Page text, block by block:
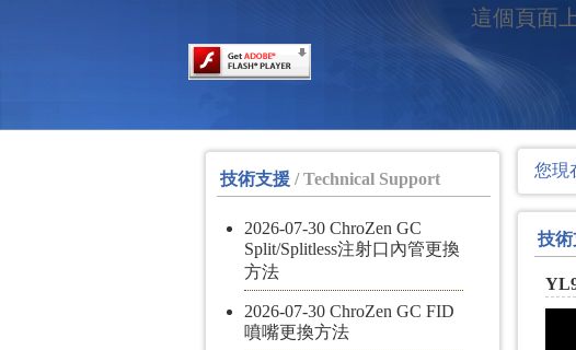
這個頁面
技術支援 / Technical Support
2026-07-30 ChroZen GC
Split/Splitless注射口內管更換
方法
2026-07-30 ChroZen GC FID
噴嘴更換方法
您現
技